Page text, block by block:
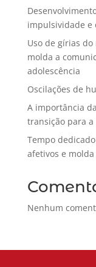
impulsividade e
Uso de gírias
molda a
adolescência
Oscilações de
A importância
transição para
Tempo
afetivos e
Nenhum